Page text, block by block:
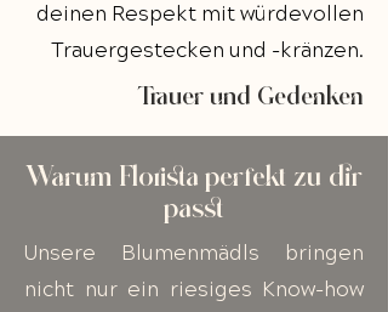
deinen Respekt mit würdevollen
Trauergestecken und -kränzen.
Trauer und Gedenken
Warum Florista perfekt zu dir
passt
Unsere Blumenmädls bringen
nicht nur ein riesiges Know-how